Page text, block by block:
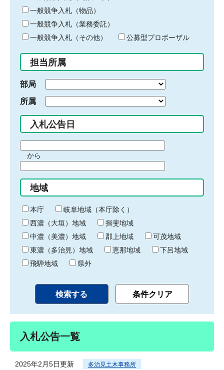
ー
ワ
ー
ド
入
力
一般競争入札（物品）
一般競争入札（業務委託）
一般競争入札（その他）
公募型プロポーザル
担当所属
部局
所属
入札公告日
間
始
り
から
間
終
わ
り
地域
本庁
岐阜地域（本庁除く）
西濃（大垣）地域
揖斐地域
中濃（美濃）地域
郡上地域
可茂地域
東濃（多治見）地域
恵那地域
下呂地域
飛騨地域
県外
入札公告一覧
2025年2月5日更新 多治見土木事務所